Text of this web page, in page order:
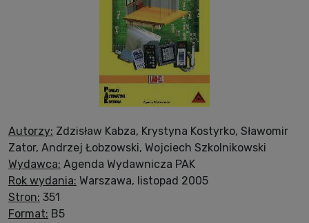
Autorzy: Zdzisław Kabza, Krystyna Kostyrko, Sławomir
Zator, Andrzej Łobzowski, Wojciech Szkolnikowski
Wydawca: Agenda Wydawnicza PAK
Rok wydania: Warszawa, listopad 2005
Stron: 351
Format: B5